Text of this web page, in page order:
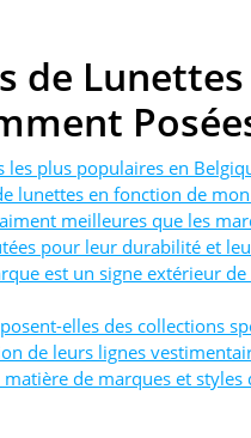
de
plus populaires en
lunettes en fonction de
meilleures que les
pour leur durabilité et
est un signe extérieur
elles des collections
de leurs lignes
matière de marques et